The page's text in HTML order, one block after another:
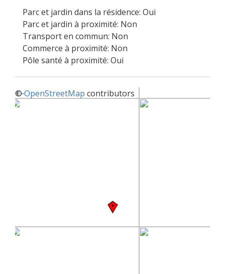
Parc et jardin dans la résidence: Oui
Parc et jardin à proximité: Non
Transport en commun: Non
Commerce à proximité: Non
Pôle santé à proximité: Oui
+−
©OpenStreetMap contributors